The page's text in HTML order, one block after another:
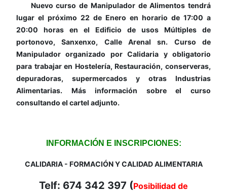
Nuevo curso de Manipulador de Alimentos tendrá
lugar el próximo 22 de Enero en horario de 17:00 a
20:00 horas en el Edificio de usos Múltiples de
portonovo, Sanxenxo, Calle Arenal sn. Curso de
Manipulador organizado por Calidaria y obligatorio
para trabajar en Hostelería, Restauración, conserveras,
depuradoras, supermercados y otras Industrias
Alimentarias. Más información sobre el curso
consultando el cartel adjunto.
INFORMACIÓN E INSCRIPCIONES:
CALIDARIA - FORMACIÓN Y CALIDAD ALIMENTARIA
Telf: 674 342 397 (Posibilidad de